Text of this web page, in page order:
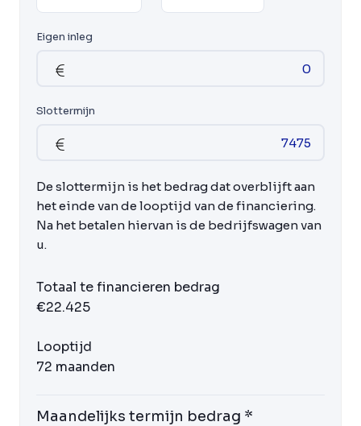
Eigen inleg
Slottermijn
De slottermijn is het bedrag dat overblijft aan
het einde van de looptijd van de financiering.
Na het betalen hiervan is de bedrijfswagen van
u.
Totaal te financieren bedrag
€22.425
Looptijd
72 maanden
Maandelijks termijn bedrag *